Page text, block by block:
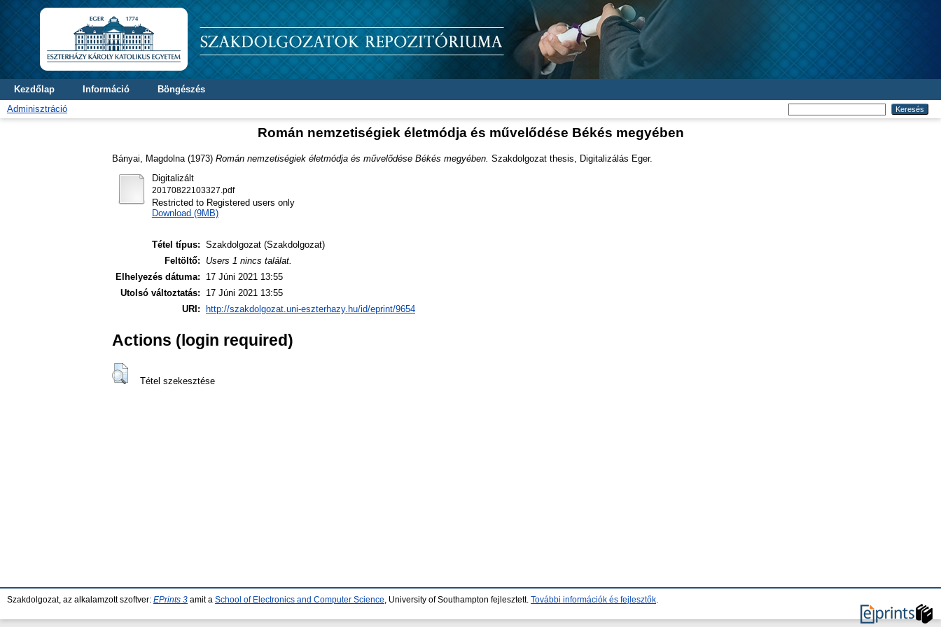
Kezdőlap Információ
Böngészés
Adminisztráció
Román nemzetiségiek életmódja és művelődése Békés megyében
Bányai, Magdolna (1973) Román nemzetiségiek életmódja és művelődése Békés megyében. Szakdolgozat thesis, Digitalizálás Eger.
Digitalizált
20170822103327.pdf
Restricted to Registered users only
Download (9MB)
Tétel típus: Szakdolgozat (Szakdolgozat)
Feltöltő:
Users 1 nincs találat.
Elhelyezés dátuma:
17 Júni 2021 13:55
Utolsó változtatás:
17 Júni 2021 13:55
URI:
http://szakdolgozat.uni-eszterhazy.hu/id/eprint/9654
Actions (login required)
Tétel szekesztése
Szakdolgozat, az alkalamzott szoftver: EPrints 3 amit a School of Electronics and Computer Science , University of Southampton fejlesztett. További információk és fejlesztők